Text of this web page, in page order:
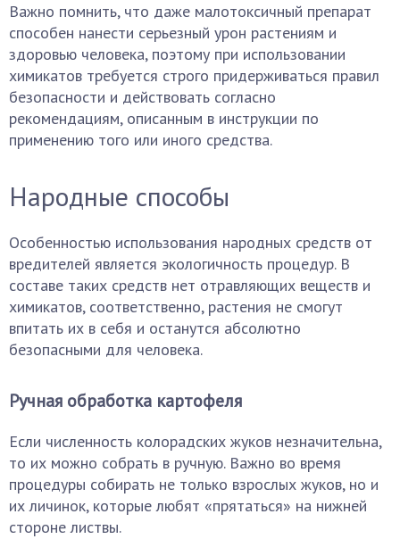
Важно помнить, что даже малотоксичный препарат
способен нанести серьезный урон растениям и
здоровью человека, поэтому при использовании
химикатов требуется строго придерживаться правил
безопасности и действовать согласно
рекомендациям, описанным в инструкции по
применению того или иного средства.
Народные способы
Особенностью использования народных средств от
вредителей является экологичность процедур. В
составе таких средств нет отравляющих веществ и
химикатов, соответственно, растения не смогут
впитать их в себя и останутся абсолютно
безопасными для человека.
Ручная обработка картофеля
Если численность колорадских жуков незначительна,
то их можно собрать в ручную. Важно во время
процедуры собирать не только взрослых жуков, но и
их личинок, которые любят «прятаться» на нижней
стороне листвы.